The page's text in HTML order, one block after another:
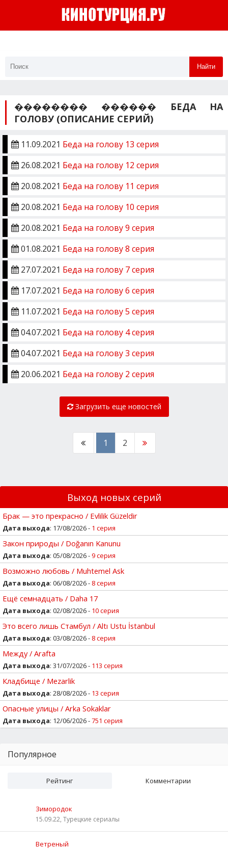
Найти
�������� ������ БЕДА НА
ГОЛОВУ (ОПИСАНИЕ СЕРИЙ)
11.09.2021 Беда на голову 13 серия
26.08.2021 Беда на голову 12 серия
20.08.2021 Беда на голову 11 серия
20.08.2021 Беда на голову 10 серия
20.08.2021 Беда на голову 9 серия
01.08.2021 Беда на голову 8 серия
27.07.2021 Беда на голову 7 серия
17.07.2021 Беда на голову 6 серия
11.07.2021 Беда на голову 5 серия
04.07.2021 Беда на голову 4 серия
04.07.2021 Беда на голову 3 серия
20.06.2021 Беда на голову 2 серия
Загрузить еще новостей
1 2
Выход новых серий
Брак — это прекрасно / Evlilik Güzeldir
Дата выхода: 17/08/2026 - 1 серия
Закон природы / Doğanın Kanunu
Дата выхода: 05/08/2026 -9 серия
Возможно любовь / Muhtemel Ask
Дата выхода: 06/08/2026 - 8 серия
Ещё семнадцать / Daha 17
Дата выхода: 02/08/2026 - 10 серия
Это всего лишь Стамбул / Altı Ustu İstanbul
Дата выхода: 03/08/2026 - 8 серия
Между / Arafta
Дата выхода: 31/07/2026 - 113 серия
Кладбище / Mezarlik
Дата выхода: 28/08/2026 - 13 серия
Опасные улицы / Arka Sokaklar
Дата выхода: 12/06/2026 -751 серия
Популярное
Рейтинг Комментарии
Зимородок
15.09.22, Турецкие сериалы
Ветреный